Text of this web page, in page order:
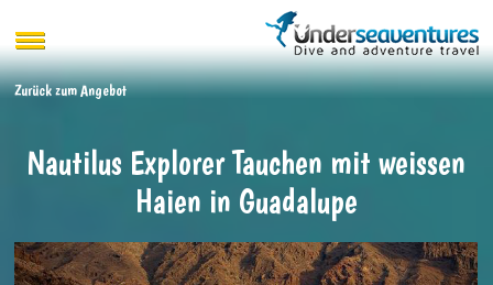
Zurück zum Angebot
Nautilus Explorer Tauchen mit weissen
Haien in Guadalupe